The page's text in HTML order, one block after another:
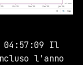
04:57:09 Il
l'anno